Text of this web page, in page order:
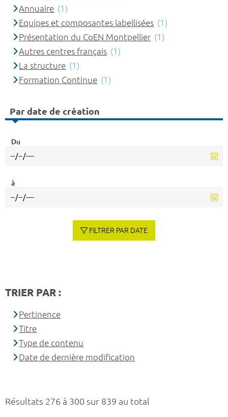
Résultats 276 à 300 sur 839 au total
Annuaire (1)
Equipes et composantes labellisées (1)
Présentation du CoEN Montpellier (1)
Autres centres français (1)
La structure (1)
Formation Continue (1)
Par date de création
Du
à
FILTRER PAR DATE
TRIER PAR :
Pertinence
Titre
Type de contenu
Date de dernière modification